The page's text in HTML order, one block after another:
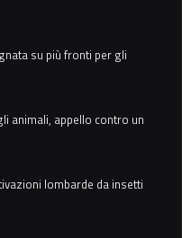
su più fronti per gli
animali, appello contro un
lombarde da insetti